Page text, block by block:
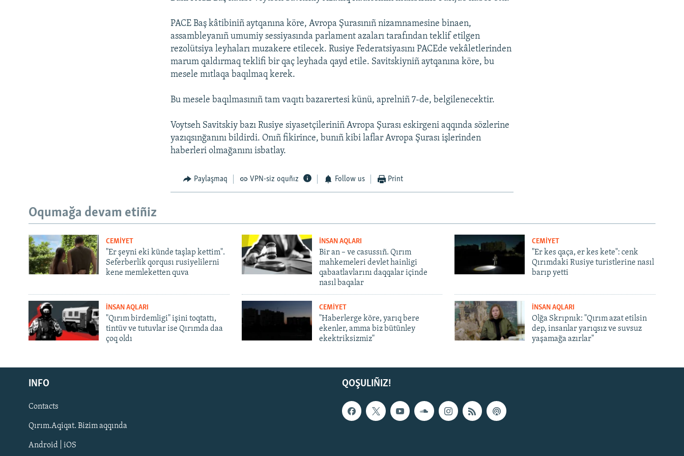
Русский
Українською
QOŞULIÑIZ!
PACE Baş kâtibiniñ aytqanına köre, Avropa Şurasınıñ nizamnamesine binaen,
assambleyanıñ umumiy sessiyasında parlament azaları tarafından teklif etilgen
rezolütsiya leyhaları muzakere etilecek. Rusiye Federatsiyasını PACEde vekâletlerinden
marum qaldırmaq teklifi bir qaç leyhada qayd etile. Savitskiyniñ aytqanına köre, bu
mesele mıtlaqa baqılmaq kerek.
Bu mesele baqılmasınıñ tam vaqıtı bazarertesi künü, aprelniñ 7-de, belgilenecektir.
Voytseh Savitskiy bazı Rusiye siyasetçileriniñ Avropa Şurası eskirgeni aqqında sözlerine
yazıqsınğanını bildirdi. Onıñ fikirince, bunıñ kibi laflar Avropa Şurası işlerinden
haberleri olmağanını isbatlay.
Paylaşmaq VPN-siz oquñız Follow us Print
Oqumağa devam etiñiz
CEMİYET
"Er şeyni eki künde taşlap kettim".
Seferberlik qorqusı rusiyelilerni
kene memleketten quva
İNSAN AQLARI
Bir an – ve casussıñ. Qırım
mahkemeleri devlet hainligi
qabaatlavlarını daqqalar içinde
nasıl baqalar
CEMİYET
"Er kes qaça, er kes kete": cenk
Qırımdaki Rusiye turistlerine nasıl
barıp yetti
İNSAN AQLARI
"Qırım birdemligi" işini toqtattı,
tintüv ve tutuvlar ise Qırımda daa
çoq oldı
CEMİYET
"Haberlerge köre, yarıq bere
ekenler, amma biz bütünley
ekektriksizmiz"
İNSAN AQLARI
Olğa Skrıpnık: "Qırım azat etilsin
dep, insanlar yarıqsız ve suvsuz
yaşamağa azırlar"
QOŞULIÑIZ!
INFO
Contacts
Qırım.Aqiqat. Bizim aqqında
Android | iOS